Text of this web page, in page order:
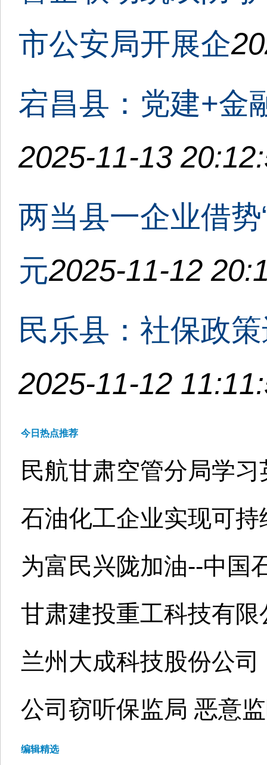
市公安局开展企
宕昌县：党建+金
2025-11-13
两当县一企业借
元2025-11-12
民乐县：社保政
2025-11-12
今日热点推荐
民航甘肃空管分局学
石油化工企业实现可
为富民兴陇加油--中国
甘肃建投重工科技有限
兰州大成科技股份公司
公司窃听保监局 恶意
编辑精选